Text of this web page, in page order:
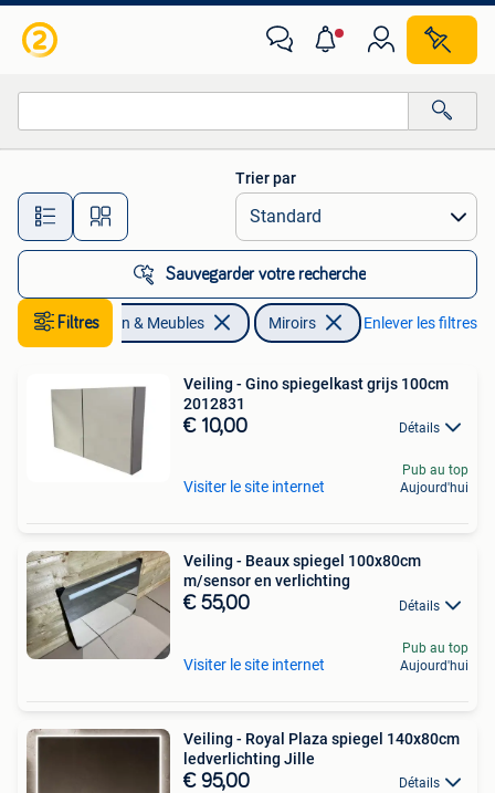
Toutes les distances…
Trier par
Sauvegarder votre recherche
FiltresMaison & Meubles Miroirs Enlever les filtres
Veiling - Gino spiegelkast grijs 100cm
2012831
€ 10,00 Détails
Visiter le site internet
Pub au top
Aujourd'hui
Veiling - Beaux spiegel 100x80cm
m/sensor en verlichting
€ 55,00 Détails
Visiter le site internet
Pub au top
Aujourd'hui
Veiling - Royal Plaza spiegel 140x80cm
ledverlichting Jille
€ 95,00 Détails